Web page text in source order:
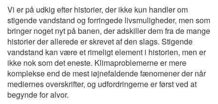
Vi er på udkig efter historier, der ikke kun handler om
stigende vandstand og forringede livsmuligheder, men som
bringer noget nyt på banen, der adskiller dem fra de mange
historier der allerede er skrevet af den slags. Stigende
vandstand kan være et rimeligt element i historien, men er
ikke nok som det eneste. Klimaproblemerne er mere
komplekse end de mest iøjnefaldende fænomener der når
mediernes overskrifter, og udfordringerne er først ved at
begynde for alvor.